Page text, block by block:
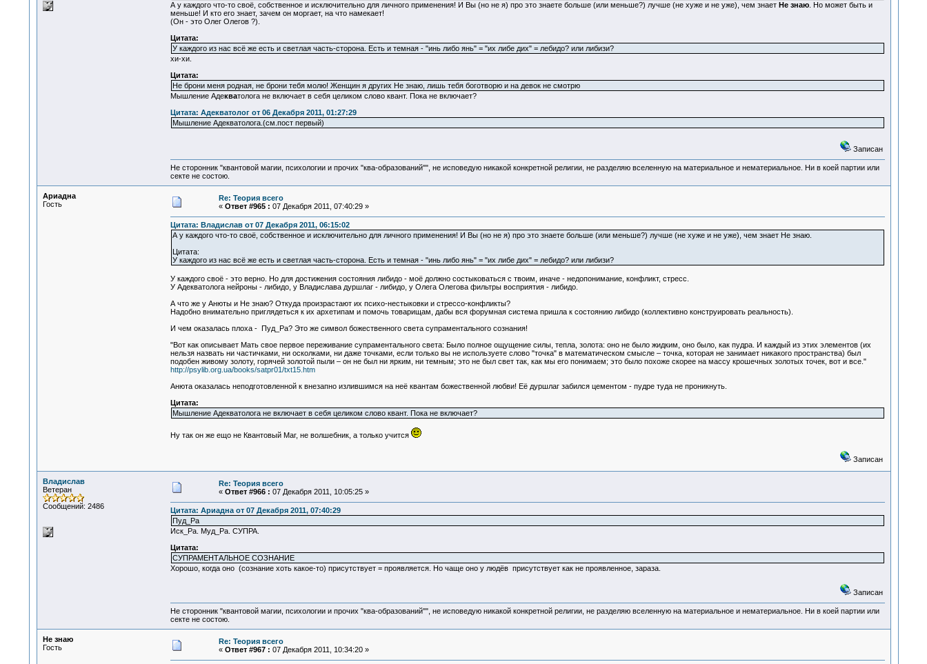
А у каждого что-то своё, собственное и исключительно для личного применения! И Вы (но не я) про это знаете больше (или меньше?) лучше (не хуже и не уже), чем знает Не знаю. Но может быть и
меньше! И кто его знает, зачем он моргает, на что намекает!
(Он - это Олег Олегов ?).
Цитата:
У каждого из нас всё же есть и светлая часть-сторона. Есть и темная - "инь либо янь" = "их либе дих" = лебидо? или либизи?
хи-хи.
Цитата:
Не брони меня родная, не брони тебя молю! Женщин я других Не знаю, лишь тебя боготворю и на девок не смотрю
Мышление Адекватолога не включает в себя целиком слово квант. Пока не включает?
Цитата: Адекватолог от 06 Декабря 2011, 01:27:29
Мышление Адекватолога.(см.пост первый)
Записан
Не сторонник "квантовой магии, психологии и прочих "ква-образований"", не исповедую никакой конкретной религии, не разделяю вселенную на материальное и нематериальное. Ни в коей партии или
секте не состою.
Ариадна
Гость
Re: Теория всего
« Ответ #965 : 07 Декабря 2011, 07:40:29 »
Цитата: Владислав от 07 Декабря 2011, 06:15:02
А у каждого что-то своё, собственное и исключительно для личного применения! И Вы (но не я) про это знаете больше (или меньше?) лучше (не хуже и не уже), чем знает Не знаю.
Цитата:
У каждого из нас всё же есть и светлая часть-сторона. Есть и темная - "инь либо янь" = "их либе дих" = лебидо? или либизи?
У каждого своё - это верно. Но для достижения состояния либидо - моё должно состыковаться с твоим, иначе - недопонимание, конфликт, стресс.
У Адекватолога нейроны - либидо, у Владислава дуршлаг - либидо, у Олега Олегова фильтры восприятия - либидо.
А что же у Анюты и Не знаю? Откуда произрастают их психо-нестыковки и стрессо-конфликты?
Надобно внимательно приглядеться к их архетипам и помочь товарищам, дабы вся форумная система пришла к состоянию либидо (коллективно конструировать реальность).
И чем оказалась плоха - Пуд_Ра? Это же символ божественного света супраментального сознания!
"Вот как описывает Мать свое первое переживание супраментального света: Было полное ощущение силы, тепла, золота: оно не было жидким, оно было, как пудра. И каждый из этих элементов (их
нельзя назвать ни частичками, ни осколками, ни даже точками, если только вы не используете слово "точка" в математическом смысле – точка, которая не занимает никакого пространства) был
подобен живому золоту, горячей золотой пыли – он не был ни ярким, ни темным; это не был свет так, как мы его понимаем; это было похоже скорее на массу крошечных золотых точек, вот и все."
http://psylib.org.ua/books/satpr01/txt15.htm
Анюта оказалась неподготовленной к внезапно излившимся на неё квантам божественной любви! Её дуршлаг забился цементом - пудре туда не проникнуть.
Цитата:
Мышление Адекватолога не включает в себя целиком слово квант. Пока не включает?
Ну так он же ещо не Квантовый Маг, не волшебник, а только учится
Записан
Владислав
Ветеран
Сообщений: 2486
Re: Теория всего
« Ответ #966 : 07 Декабря 2011, 10:05:25 »
Цитата: Ариадна от 07 Декабря 2011, 07:40:29
Пуд_Ра
Иск_Ра. Муд_Ра. СУПРА.
Цитата:
СУПРАМЕНТАЛЬНОЕ СОЗНАНИЕ
Хорошо, когда оно (сознание хоть какое-то) присутствует = проявляется. Но чаще оно у людёв присутствует как не проявленное, зараза.
Записан
Не сторонник "квантовой магии, психологии и прочих "ква-образований"", не исповедую никакой конкретной религии, не разделяю вселенную на материальное и нематериальное. Ни в коей партии или
секте не состою.
Не знаю
Гость
Re: Теория всего
« Ответ #967 : 07 Декабря 2011, 10:34:20 »